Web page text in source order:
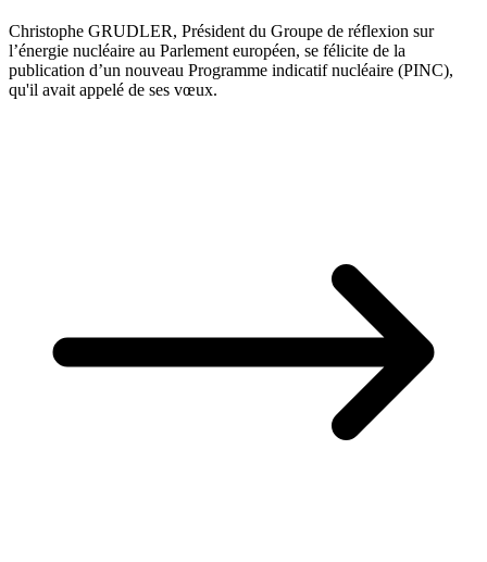
Christophe GRUDLER, Président du Groupe de réflexion sur
l’énergie nucléaire au Parlement européen, se félicite de la
publication d’un nouveau Programme indicatif nucléaire (PINC),
qu'il avait appelé de ses vœux.